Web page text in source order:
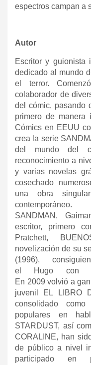
espectros campan a
Autor
Escritor y guionista
dedicado al mundo
el terror.
colaborador de
del cómic, pasando
primero de manera
Cómics en EEUU
crea la serie
del mundo del
reconocimiento a
y varias novelas
cosechado
una obra
SANDMAN,
escritor, primero
Pratchett,
novelización de su
(1996),
el Hugo con
En 2009 volvió a
juvenil EL LIBRO
consolidado
populares en
STARDUST, así
CORALINE, han
de público a nivel
participado en